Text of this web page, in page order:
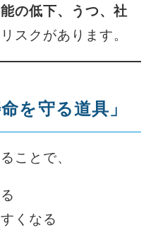
の低下、うつ、社
スクがあります。
を守る道具」
ことで、
くなる